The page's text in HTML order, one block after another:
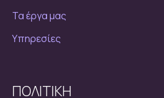
Τα έργα μας
Υπηρεσίες
ΠΟΛΙΤΙΚΗ